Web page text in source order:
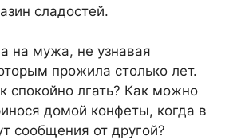
сладостей.
на мужа, не узнавая
прожила столько лет.
спокойно лгать? Как можно
домой конфеты, когда в
сообщения от другой?